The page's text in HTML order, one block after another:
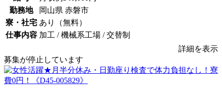
勤務地
岡山県 赤磐市
寮・社宅 あり（無料）
仕事内容 加工 / 機械系工場 / 交替制
詳細を表示
募集が停止しています